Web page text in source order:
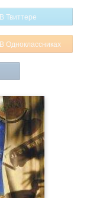
В Твиттере
В Одноклассниках